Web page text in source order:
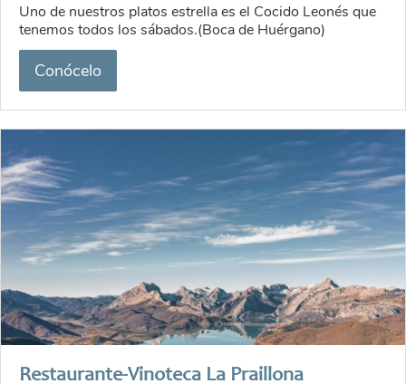
Uno de nuestros platos estrella es el Cocido Leonés que
tenemos todos los sábados.(Boca de Huérgano)
Conócelo
Restaurante-Vinoteca La Praillona